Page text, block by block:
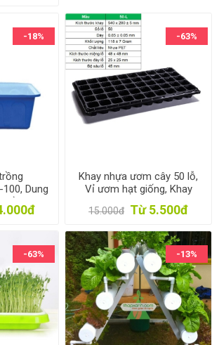
-18%
Dung
trồng
nghiệp
-63%
Khay nhựa ươm cây 50 lỗ,
Vỉ ươm hạt giống, Khay
nhựa ươm hạt rau hoa
15.000đ Từ 5.500đ
-63% -13%